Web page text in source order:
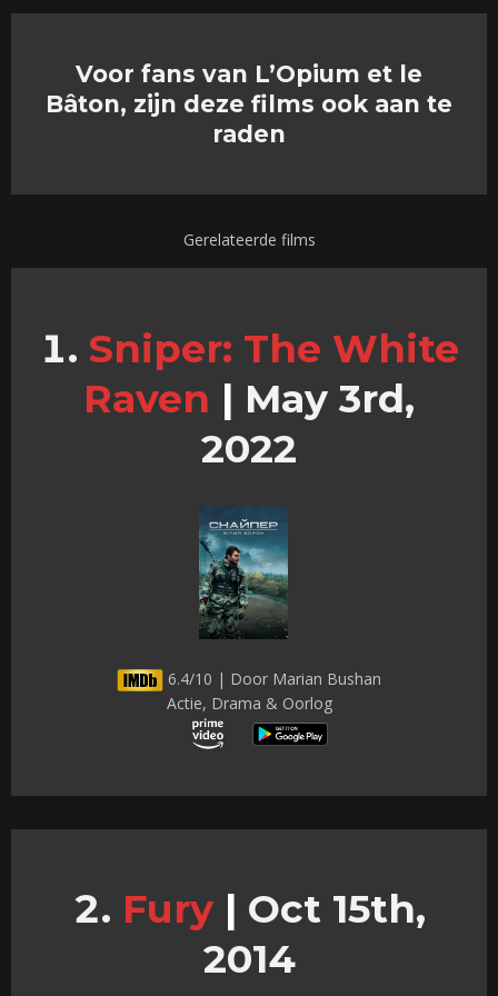
Voor fans van L’Opium et le
Bâton, zijn deze films ook aan te
raden
Gerelateerde films
Sniper: The White
Raven | May 3rd,
2022
6.4/10 | Door Marian Bushan
Actie, Drama & Oorlog
Fury | Oct 15th,
2014